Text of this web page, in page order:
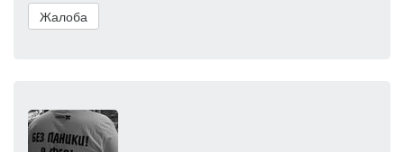
Жалоба